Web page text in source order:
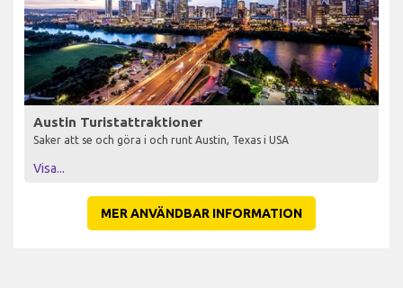
Austin Turistattraktioner
Saker att se och göra i och runt Austin, Texas i USA
Visa...
MER ANVÄNDBAR INFORMATION